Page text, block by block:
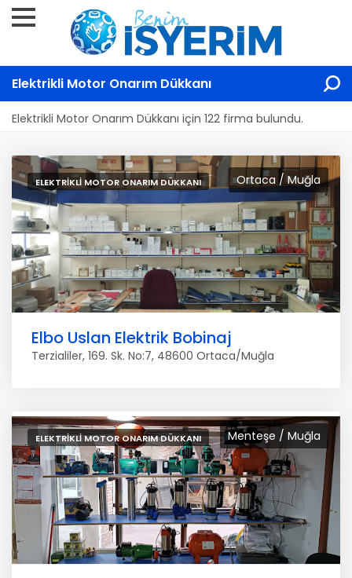
Elektrikli Motor Onarım Dükkanı
Elektrikli Motor Onarım Dükkanı için 122 firma bulundu.
Ortaca / Muğla
ELEKTRIKLI MOTOR ONARIM DÜKKANI
Elbo Uslan Elektrik Bobinaj
Terzialiler, 169. Sk. No:7, 48600 Ortaca/Muğla
Menteşe / Muğla
ELEKTRIKLI MOTOR ONARIM DÜKKANI